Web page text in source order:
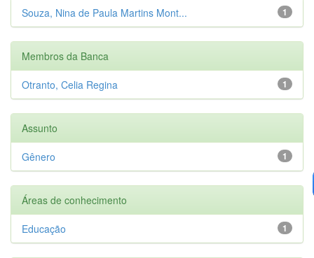
1
Souza, Nina de Paula Martins Mont...
Membros da Banca
1
Otranto, Celia Regina
Assunto
1
Gênero
Áreas de conhecimento
1
Educação